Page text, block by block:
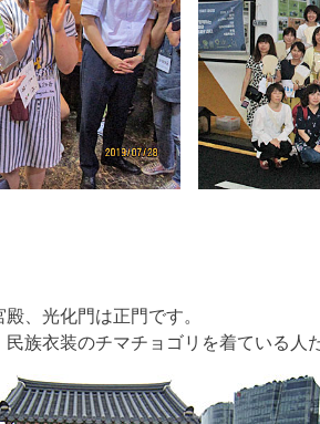
、光化門は正門です。
族衣装のチマチョゴリを着ている人